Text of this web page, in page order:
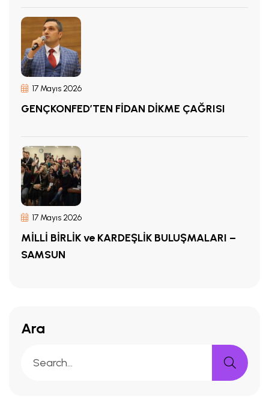
17 Mayıs 2026
GENÇKONFED’TEN FİDAN DİKME ÇAĞRISI
17 Mayıs 2026
MİLLİ BİRLİK ve KARDEŞLİK BULUŞMALARI –
SAMSUN
Ara